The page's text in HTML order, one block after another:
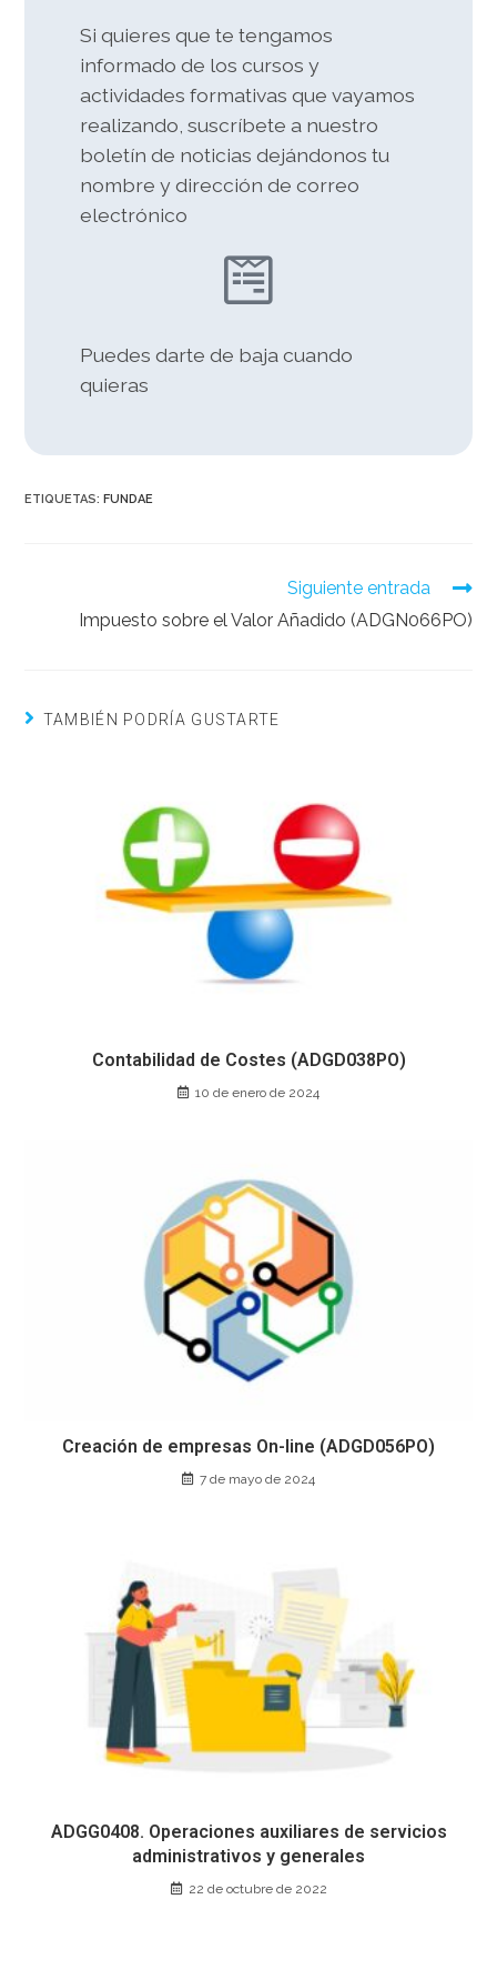
Si quieres que te tengamos
informado de los cursos y
actividades formativas que vayamos
realizando, suscríbete a nuestro
boletín de noticias dejándonos tu
nombre y dirección de correo
electrónico
Puedes darte de baja cuando
quieras
ETIQUETAS: FUNDAE
Siguiente entrada
Impuesto sobre el Valor Añadido (ADGN066PO)
TAMBIÉN PODRÍA GUSTARTE
Contabilidad de Costes (ADGD038PO)
10 de enero de 2024
Creación de empresas On-line (ADGD056PO)
7 de mayo de 2024
ADGG0408. Operaciones auxiliares de servicios
administrativos y generales
22 de octubre de 2022